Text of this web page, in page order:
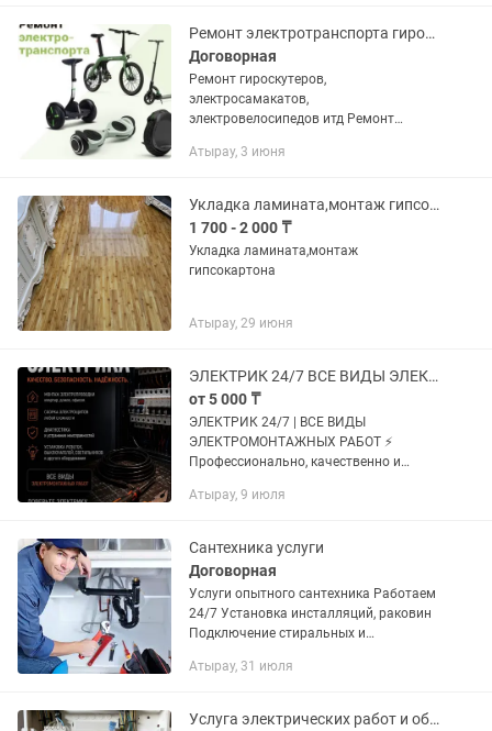
Ремонт электротранспорта гироскутера электросамаката электровелосипеды
Договорная
Ремонт гироскутеров,
электросамакатов,
электровелосипедов итд Ремонт
Аккумуляторы зарядки и многое
Атырау, 3 июня
Укладка ламината,монтаж гипсокартона
1 700 - 2 000 ₸
Укладка ламината,монтаж
гипсокартона
Атырау, 29 июня
ЭЛЕКТРИК 24/7 ВСЕ ВИДЫ ЭЛЕКТРОМОНТАЖНЫХ РАБОТ
от 5 000 ₸
ЭЛЕКТРИК 24/7 | ВСЕ ВИДЫ
ЭЛЕКТРОМОНТАЖНЫХ РАБОТ ⚡
Профессионально, качественно и
электромонтажные работы любой
коттеджах, офисах, магазинах, кафе,...
Атырау, 9 июля
Сантехника услуги
Договорная
Услуги опытного сантехника Работаем
24/7 Установка инсталляций, раковин
Подключение стиральных и
подключение водонагревателей
Атырау, 31 июля
Услуга электрических работ и обслуживание, установка кондиционера